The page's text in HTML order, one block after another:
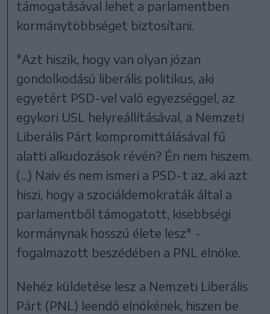
támogatásával lehet a parlamentben
kormánytöbbséget biztosítani.
"Azt hiszik, hogy van olyan józan
gondolkodású liberális politikus, aki
egyetért PSD-vel való egyezséggel, az
egykori USL helyreállításával, a Nemzeti
Liberális Párt kompromittálásával fű
alatti alkudozások révén? Én nem hiszem.
(...) Naiv és nem ismeri a PSD-t az, aki azt
hiszi, hogy a szociáldemokraták által a
parlamentből támogatott, kisebbségi
kormánynak hosszú élete lesz" -
fogalmazott beszédében a PNL elnöke.
Nehéz küldetése lesz a Nemzeti Liberális
Párt (PNL) leendő elnökének, hiszen be